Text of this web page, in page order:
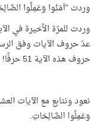
وردت "آمَنُوا وَعَمِلُوا
وردت للمرّة الأخيرة في
عدّ حروف الآيات وفق
حروف هذه الآية 51 حرفًا!
نعود ونتابع مع الآيات
وَعَمِلُوا الصَّالِحَاتِ.